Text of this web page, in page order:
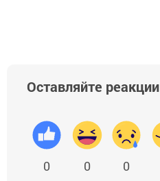
Оставляйте реакции
0 0 0